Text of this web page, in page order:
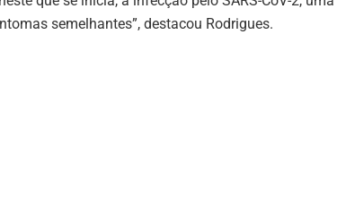
semelhantes”, destacou Rodrigues.